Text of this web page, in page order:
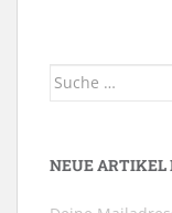
Suche
NEUE ARTIKEL